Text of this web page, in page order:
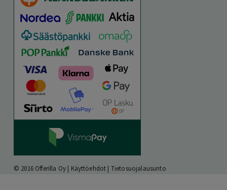
© 2016 Offerilla Oy | Käyttöehdot | Tietosuojalausunto